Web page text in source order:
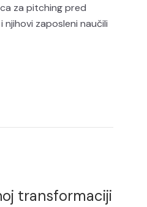
za pitching pred
zaposleni naučili
transformaciji